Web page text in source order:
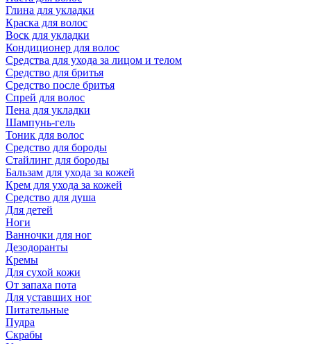
Глина для укладки
Краска для волос
Воск для укладки
Кондиционер для волос
Средства для ухода за лицом и телом
Средство для бритья
Средство после бритья
Спрей для волос
Пена для укладки
Шампунь-гель
Тоник для волос
Средство для бороды
Стайлинг для бороды
Бальзам для ухода за кожей
Крем для ухода за кожей
Средство для душа
Для детей
Ноги
Ванночки для ног
Дезодоранты
Кремы
Для сухой кожи
От запаха пота
Для уставших ног
Питательные
Пудра
Скрабы